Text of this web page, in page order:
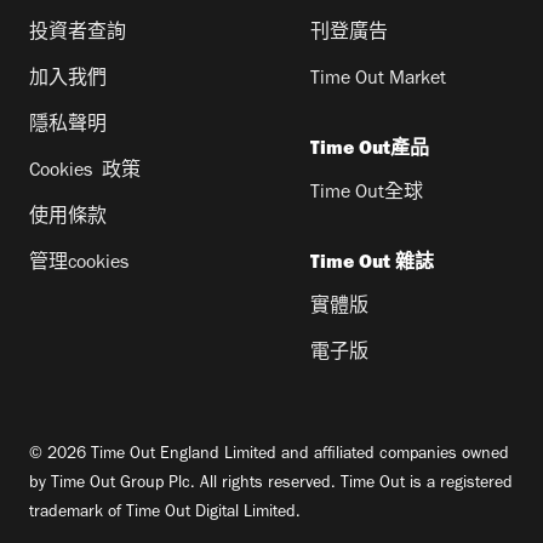
投資者查詢
加入我們
隱私聲明
Cookies 政策
使用條款
管理cookies
刊登廣告
Time Out Market
Time Out產品
Time Out全球
Time Out 雜誌
實體版
電子版
© 2026 Time Out England Limited and affiliated companies owned
by Time Out Group Plc. All rights reserved. Time Out is a registered
trademark of Time Out Digital Limited.